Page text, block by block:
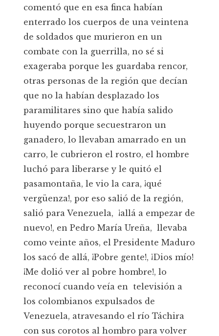
comentó que en esa finca habían
enterrado los cuerpos de una veintena
de soldados que murieron en un
combate con la guerrilla, no sé si
exageraba porque les guardaba rencor,
otras personas de la región que decían
que no la habían desplazado los
paramilitares sino que había salido
huyendo porque secuestraron un
ganadero, lo llevaban amarrado en un
carro, le cubrieron el rostro, el hombre
luchó para liberarse y le quitó el
pasamontaña, le vio la cara, ¡qué
vergüenza!, por eso salió de la región,
salió para Venezuela, ¡allá a empezar de
nuevo!, en Pedro María Ureña, llevaba
como veinte años, el Presidente Maduro
los sacó de allá, ¡Pobre gente!, ¡Dios mío!
¡Me dolió ver al pobre hombre!, lo
reconocí cuando veía en televisión a
los colombianos expulsados de
Venezuela, atravesando el río Táchira
con sus corotos al hombro para volver